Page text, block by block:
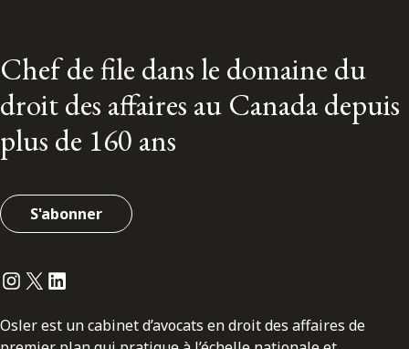
Chef de file dans le domaine du
droit des affaires au Canada depuis
plus de 160 ans
S'abonner
Instagram
Twitter
LinkedIn
Osler est un cabinet d’avocats en droit des affaires de